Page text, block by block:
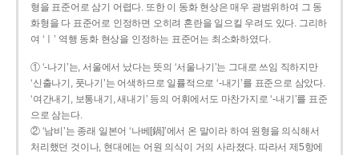
형을 표준어로 삼기 어렵다. 또한 이 동화 현상은 매우 광범위하여 그 동
화형을 다 표준어로 인정하면 오히려 혼란을 일으킬 우려도 있다. 그리하
여 ‘ㅣ’ 역행 동화 현상을 인정하는 표준어는 최소화하였다.
① ‘-나기’는, 서울에서 났다는 뜻의 ‘서울나기’는 그대로 쓰임 직하지만
‘신출나기, 풋나기’는 어색하므로 일률적으로 ‘-내기’를 표준으로 삼았다.
‘여간내기, 보통내기, 새내기’ 등의 어휘에서도 마찬가지로 ‘-내기’를 표준
으로 삼는다.
② ‘남비’는 종래 일본어 ‘나베[鍋]’에서 온 말이라 하여 원형을 의식해서
처리했던 것이나, 현대에는 어원 의식이 거의 사라졌다. 따라서 제5항에